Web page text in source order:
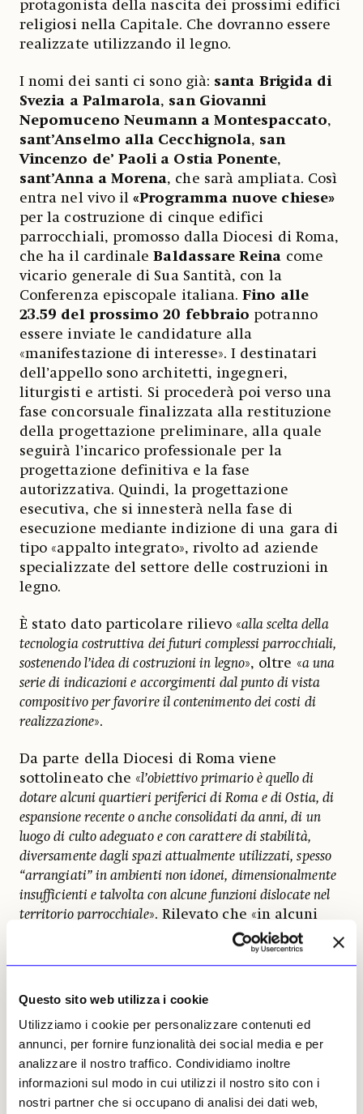
Questo sito web utilizza i cookie
Utilizziamo i cookie per personalizzare contenuti ed
annunci, per fornire funzionalità dei social media e per
analizzare il nostro traffico. Condividiamo inoltre
informazioni sul modo in cui utilizzi il nostro sito con i
nostri partner che si occupano di analisi dei dati web,
protagonista della nascita dei prossimi edifici
religiosi nella Capitale. Che dovranno essere
realizzate utilizzando il legno.
I nomi dei santi ci sono già: santa Brigida di
Svezia a Palmarola, san Giovanni
Nepomuceno Neumann a Montespaccato,
sant’Anselmo alla Cecchignola, san
Vincenzo de’ Paoli a Ostia Ponente,
sant’Anna a Morena, che sarà ampliata. Così
entra nel vivo il«Programma nuove chiese»
per la costruzione di cinque edifici
parrocchiali, promosso dalla Diocesi di Roma,
che ha il cardinaleBaldassare Reina come
vicario generale di Sua Santità, con la
Conferenza episcopale italiana.Fino alle
23.59 del prossimo 20 febbraio potranno
essere inviate le candidature alla
«manifestazione di interesse». I destinatari
dell’appello sono architetti, ingegneri,
liturgisti e artisti. Si procederà poi verso una
fase concorsuale finalizzata alla restituzione
della progettazione preliminare, alla quale
seguirà l’incarico professionale per la
progettazione definitiva e la fase
autorizzativa. Quindi, la progettazione
esecutiva, che si innesterà nella fase di
esecuzione mediante indizione di una gara di
tipo «appalto integrato», rivolto ad aziende
specializzate del settore delle costruzioni in
legno.
È stato dato particolare rilievo «alla scelta della
tecnologia costruttiva dei futuri complessi parrocchiali,
sostenendo l’idea di costruzioni in legno», oltre «a una
serie di indicazioni e accorgimenti dal punto di vista
compositivo per favorire il contenimento dei costi di
realizzazione».
Da parte della Diocesi di Roma viene
sottolineato che «l’obiettivo primario è quello di
dotare alcuni quartieri periferici di Roma e di Ostia, di
espansione recente o anche consolidati da anni, di un
luogo di culto adeguato e con carattere di stabilità,
diversamente dagli spazi attualmente utilizzati, spesso
“arrangiati” in ambienti non idonei, dimensionalmente
insufficienti e talvolta con alcune funzioni dislocate nel
territorio parrocchiale». Rilevato che «in alcuni
l’acquisizione della piena disponibilità
», viene
intrinsecamente sostenibili e vantaggiose
«lo sviluppo impresso in particolare negli ultimi due
decenni a questa tecnologia millenaria consente oggi di
far fronte a tutti i possibili pregiudizi. Oggi se ne
apprezzano in particolare i vantaggi, quali la
sostenibilità, le proprietà isolanti, di igroscopicità, di